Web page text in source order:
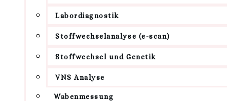
Labordiagnostik
Stoffwechselanalyse (e-scan)
Stoffwechsel und Genetik
VNS Analyse
Wabenmessung